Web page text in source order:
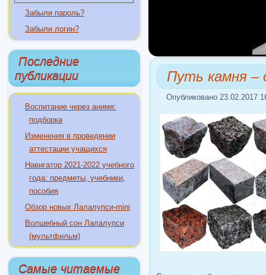
Забыли пароль?
Забыли логин?
Последние
публикации
Воспитание через аниме:
подборка
Изменения в проведении
аттестации учащихся
Навигатор 2021-2022 учебного
года: предметы, учебники,
пособия
Обзор новых Лалалупси-mini
Волшебный сон Лалалупси
(мультфильм)
Самые читаемые
Путь камня –
Опубликовано 23.02.2017